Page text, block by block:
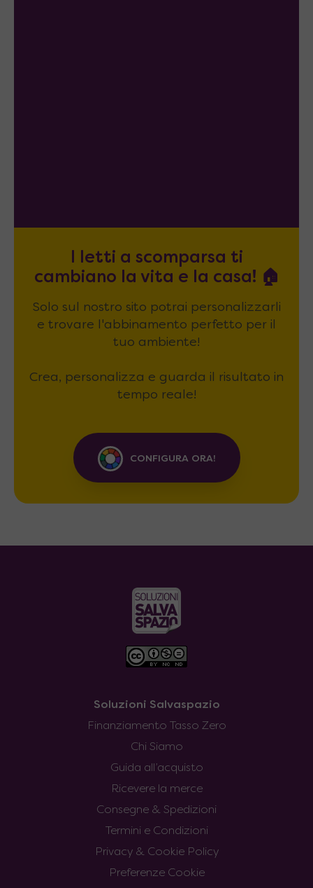
I letti a scomparsa ti
cambiano la vita e la casa! 🏠
Solo sul nostro sito potrai personalizzarli
e trovare l'abbinamento perfetto per il
tuo ambiente!
Crea, personalizza e guarda il risultato in
tempo reale!
CONFIGURA ORA!
Soluzioni Salvaspazio
Finanziamento Tasso Zero
Chi Siamo
Guida all’acquisto
Ricevere la merce
Consegne & Spedizioni
Termini e Condizioni
Privacy & Cookie Policy
Preferenze Cookie